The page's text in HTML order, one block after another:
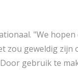
"We
zou geweldig
gebruik te